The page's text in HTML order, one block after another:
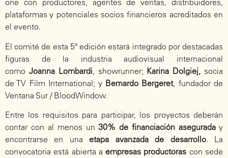
one con productores, agentes de ventas, distribuidores,
plataformas y potenciales socios financieros acreditados en
el evento.
El comité de esta 5ª edición estará integrado por destacadas
figuras de la industria audiovisual internacional
como Joanna Lombardi , showrunner; Karina Dolgiej, socia
de TV Film International; y Bernardo Bergeret, fundador de
Ventana Sur / BloodWindow.
Entre los requisitos para participar, los proyectos deberán
contar con al menos un30% de financiación asegurada y
encontrarse en unaetapa avanzada de desarrollo. La
convocatoria está abierta aempresas productoras con sede